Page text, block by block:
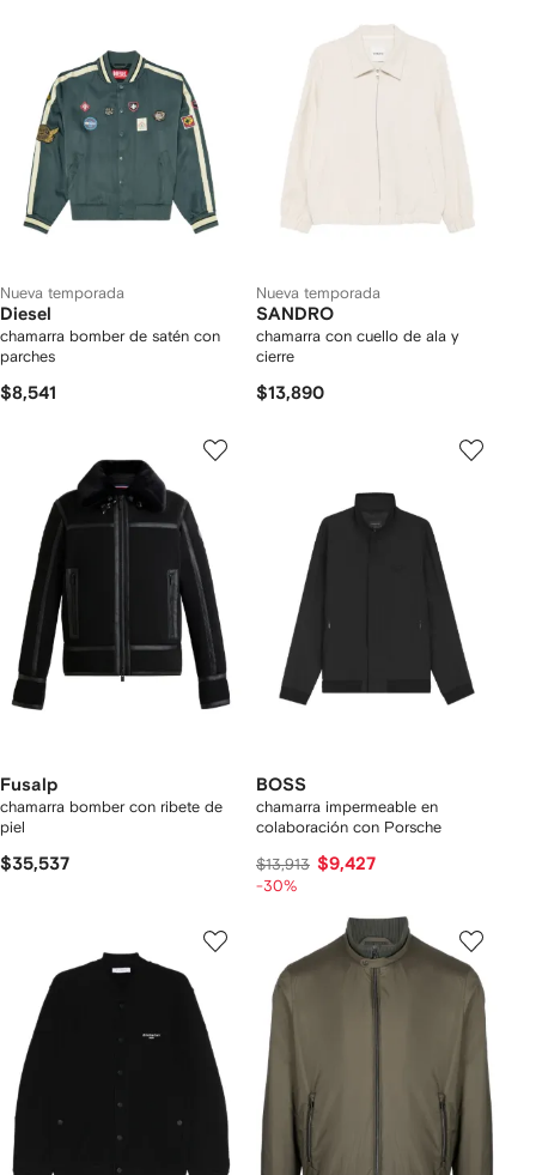
Nueva temporada
Diesel
chamarra bomber de satén con
parches
$8,541
Nueva temporada
SANDRO
chamarra con cuello de ala y
cierre
$13,890
Fusalp
chamarra bomber con ribete de
piel
$35,537
BOSS
chamarra impermeable en
colaboración con Porsche
$13,913 $9,427
-30%